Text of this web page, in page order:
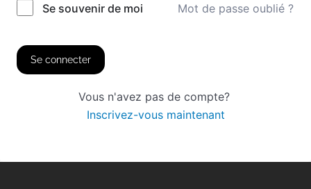
Se souvenir de moi
Mot de passe oublié ?
Se connecter
Vous n'avez pas de compte?
Inscrivez-vous maintenant